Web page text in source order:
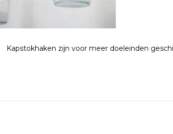
Kapstokhaken zijn voor meer doeleinden